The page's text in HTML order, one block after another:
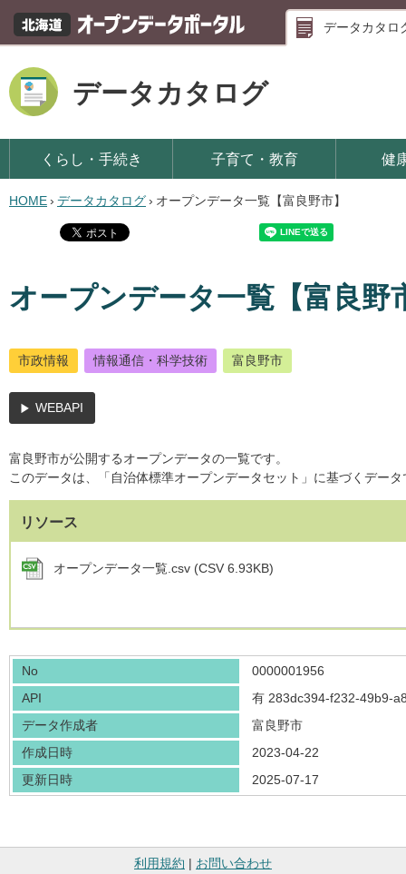
データカタロ
データカタログ
くらし・手続き 子育て・教育 健
HOME› データカタログ› オープンデータ一覧【富良野市】
オープンデータ一覧【富良野
市政情報 情報通信・科学技術 富良野市
WEBAPI
富良野市が公開するオープンデータの一覧です。
このデータは、「自治体標準オープンデータセット」に基づくデータ
リソース
オープンデータ一覧.csv (CSV 6.93KB)
No
0000001956
API
有 283dc394-f232-49b9-
データ作成者
富良野市
作成日時
2023-04-22
更新日時
2025-07-17
利用規約 | お問い合わせ